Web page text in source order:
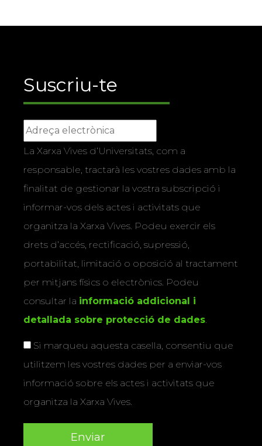
Suscriu-te
La Xarxa Vives d’Universitats, com a
responsable, tractarà les vostres dades amb la
finalitat de gestionar la vostra subscripció i
informar-vos dels actes i activitats que
organitza la Xarxa Vives. Podeu exercir els
drets d’accés, rectificació, supressió,
portabilitat, limitació o oposició al tractament
per mitjans físics o electrònics. Podeu
consultar la informació addicional i
detallada sobre protecció de dades.
Si marqueu aquesta casella, consentiu que
utilitzem les vostres dades per a enviar-vos
informació sobre els actes i activitats que
organitza la Xarxa Vives.